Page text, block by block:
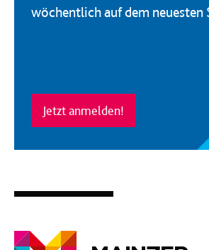
wöchentlich auf dem neuesten
Jetzt anmelden!